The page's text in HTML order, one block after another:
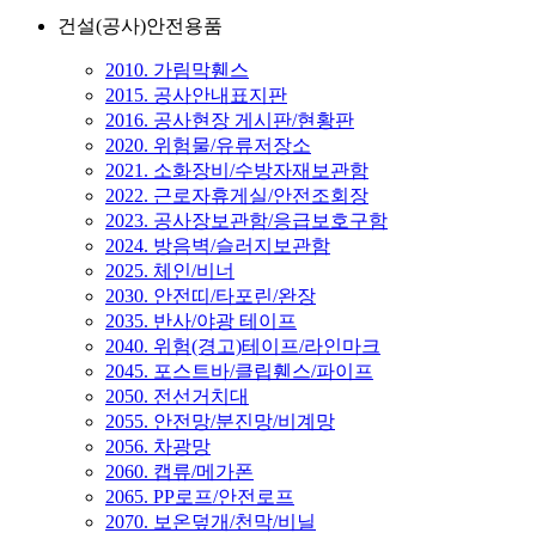
건설(공사)안전용품
2010. 가림막휀스
2015. 공사안내표지판
2016. 공사현장 게시판/현황판
2020. 위험물/유류저장소
2021. 소화장비/수방자재보관함
2022. 근로자휴게실/안전조회장
2023. 공사장보관함/응급보호구함
2024. 방음벽/슬러지보관함
2025. 체인/비너
2030. 안전띠/타포린/완장
2035. 반사/야광 테이프
2040. 위험(경고)테이프/라인마크
2045. 포스트바/클립휀스/파이프
2050. 전선거치대
2055. 안전망/분진망/비계망
2056. 차광망
2060. 캡류/메가폰
2065. PP로프/안전로프
2070. 보온덮개/천막/비닐